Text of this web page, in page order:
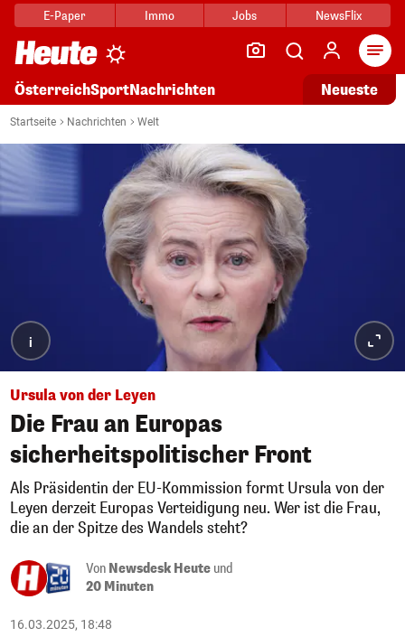
E-Paper Immo Jobs NewsFlix
ÖsterreichSportNachrichten Neueste
Startseite Nachrichten Welt
i
Ursula von der Leyen
Die Frau an Europas
sicherheitspolitischer Front
Als Präsidentin der EU-Kommission formt Ursula von der
Leyen derzeit Europas Verteidigung neu. Wer ist die Frau,
die an der Spitze des Wandels steht?
Von Newsdesk Heute und
20 Minuten
16.03.2025, 18:48